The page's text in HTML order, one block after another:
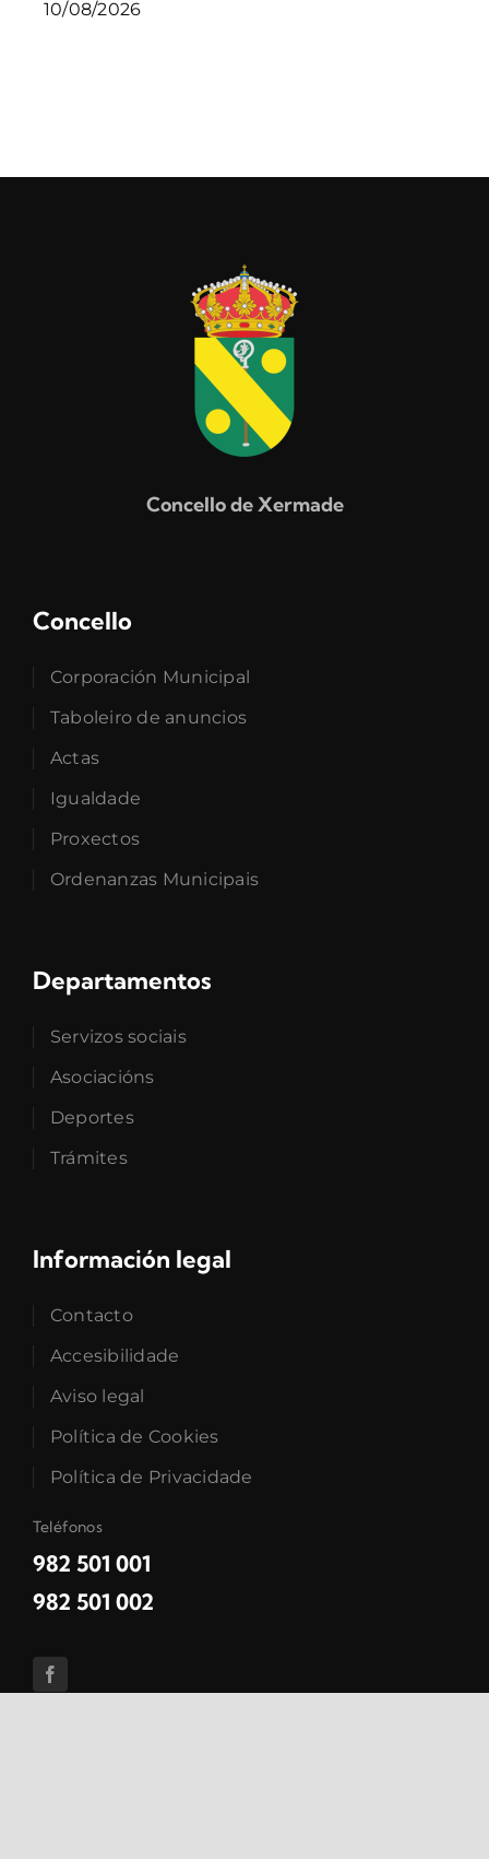
10/08/2026
Concello de Xermade
Concello
Corporación Municipal
Taboleiro de anuncios
Actas
Igualdade
Proxectos
Ordenanzas Municipais
Departamentos
Servizos sociais
Asociacións
Deportes
Trámites
Información legal
Contacto
Accesibilidade
Aviso legal
Política de Cookies
Política de Privacidade
Teléfonos
982 501 001
982 501 002